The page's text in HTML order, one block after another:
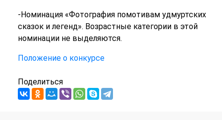
-Номинация «Фотография помотивам удмуртских
сказок и легенд». Возрастные категории в этой
номинации не выделяются.
Положение о конкурсе
Поделиться